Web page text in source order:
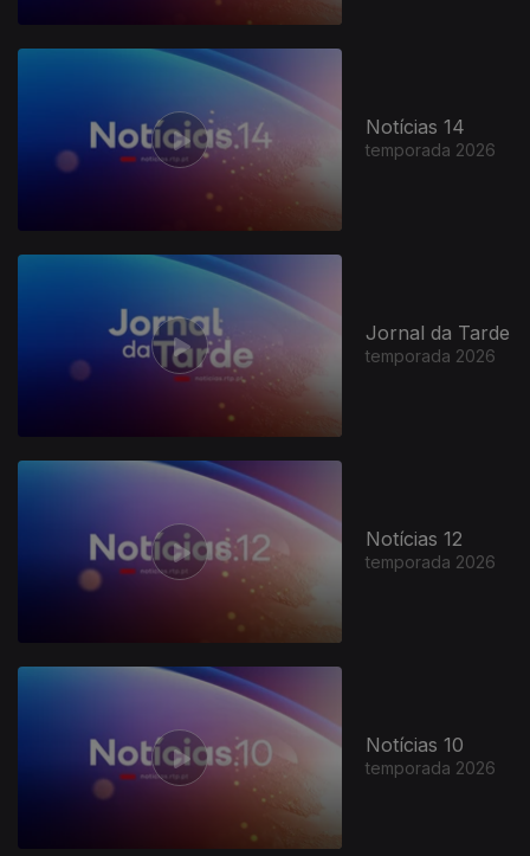
Notícias 14
temporada 2026
Jornal da Tarde
temporada 2026
Notícias 12
temporada 2026
Notícias 10
temporada 2026